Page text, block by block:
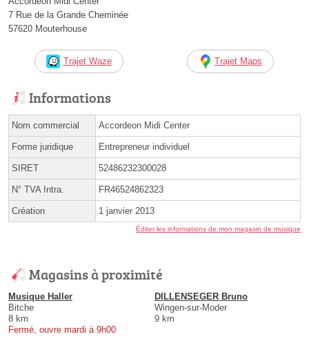
7 Rue de la Grande Cheminée
57620 Mouterhouse
Trajet Waze Trajet Maps
Informations
Nom commercial Accordeon Midi Center
Forme juridique Entrepreneur individuel
SIRET 52486232300028
N° TVA Intra. FR46524862323
Création 1 janvier 2013
Éditer les informations de mon magasin de musique
Magasins à proximité
Musique Haller
Bitche
8 km
Fermé, ouvre mardi à 9h00
DILLENSEGER Bruno
Wingen-sur-Moder
9 km